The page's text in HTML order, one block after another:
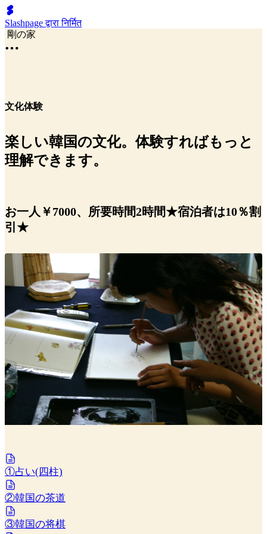
Slashpage द्वारा निर्मित
剛の家
文化体験
楽しい韓国の文化。体験すればもっと
理解できます。
お一人￥7000、所要時間2時間★宿泊者は10％割
引★
①占い(四柱)
②韓国の茶道
③韓国の将棋